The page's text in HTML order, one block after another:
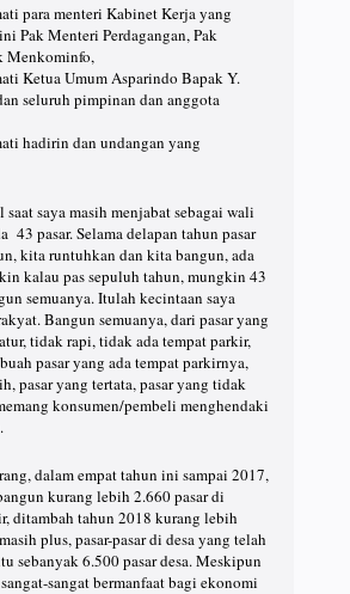
para menteri Kabinet Kerja yang
Pak Menteri Perdagangan, Pak
Menkominfo,
Ketua Umum Asparindo Bapak Y.
seluruh pimpinan dan anggota
hadirin dan undangan yang
saya masih menjabat sebagai wali
43 pasar. Selama delapan tahun pasar
kita runtuhkan dan kita bangun, ada
kalau pas sepuluh tahun, mungkin 43
semuanya. Itulah kecintaan saya
Bangun semuanya, dari pasar yang
tidak rapi, tidak ada tempat parkir,
pasar yang ada tempat parkirnya,
pasar yang tertata, pasar yang tidak
konsumen/pembeli menghendaki
dalam empat tahun ini sampai 2017,
kurang lebih 2.660 pasar di
ditambah tahun 2018 kurang lebih
plus, pasar-pasar di desa yang telah
sebanyak 6.500 pasar desa. Meskipun
sangat bermanfaat bagi ekonomi